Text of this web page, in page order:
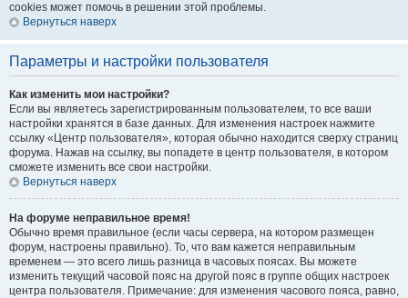
cookies может помочь в решении этой проблемы.
Вернуться наверх
Параметры и настройки пользователя
Как изменить мои настройки?
Если вы являетесь зарегистрированным пользователем, то все ваши
настройки хранятся в базе данных. Для изменения настроек нажмите
ссылку «Центр пользователя», которая обычно находится сверху страниц
форума. Нажав на ссылку, вы попадете в центр пользователя, в котором
сможете изменить все свои настройки.
Вернуться наверх
На форуме неправильное время!
Обычно время правильное (если часы сервера, на котором размещен
форум, настроены правильно). То, что вам кажется неправильным
временем — это всего лишь разница в часовых поясах. Вы можете
изменить текущий часовой пояс на другой пояс в группе общих настроек
центра пользователя. Примечание: для изменения часового пояса, равно,